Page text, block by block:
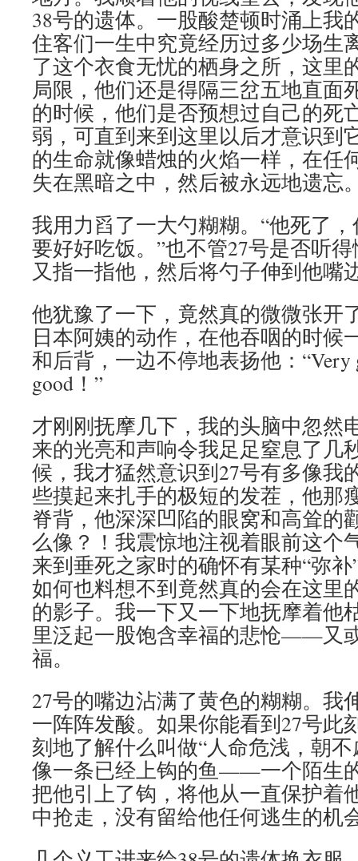
38号的遗体。一股酸楚顿时涌上我
住客们一生中究竟经历过多少场生
了这个衣食无忧的栖身之所，这里
局限，他们还是得隔三岔五地直面
的时候，他们是否预想过自己的死
弱，可直到来到这里以后才意识到
的生命就像蜡烛的火焰一样，在任
失在黑暗之中，然后被永远地遗忘
我用力舀了一大勺糊糊。“他死了
要好好吃饭。”也不管27号是否听
又指一指他，然后将勺子伸到他嘴
他犹豫了一下，竟然真的微微张开
日本阿姨的动作，在他吞咽的时候
和后背，一边不停地表扬他：“Very
good！”
才刚刚抚摩几下，我的头脑中忽然
来的光亮和声响令我足足窒息了
候，我才猛然意识到27号有多像我
些摸起来扎手的极短的发茬，他那
脊背，他深深凹陷的眼窝和高耸的
么像？！我震惊地注视着眼前这个
来到垂死之家时的确怀有某种“弥
如何也料想不到竟然真的会在这里
的影子。我一下又一下地抚摩着他
里泛起一股饱含幸福的悲怆——又
福。
27号的嘴边沾满了黄色的糊糊。我
一阵阵发酸。如果你能看到27号此
刻地了解什么叫做“人命危浅，朝
像一条已经上钩的鱼——一个陌生
把他引上了钩，将他从一直保护着
中抢走，没有留给他任何逃生的机